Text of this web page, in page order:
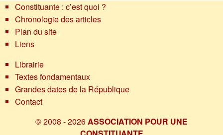
Constituante : c’est quoi ?
Chronologie des articles
Plan du site
Liens
Librairie
Textes fondamentaux
Grandes dates de la République
Contact
© 2008 - 2026ASSOCIATION POUR UNE